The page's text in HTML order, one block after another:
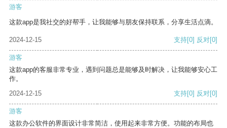
游客
这款app是我社交的好帮手，让我能够与朋友保持联系，分享生活点滴。
2024-12-15 支持[0] 反对[0]
游客
这款app的客服非常专业，遇到问题总是能够及时解决，让我能够安心工
作。
2024-12-15
支持[0] 反对[0]
游客
这款办公软件的界面设计非常简洁，使用起来非常方便。功能的布局也